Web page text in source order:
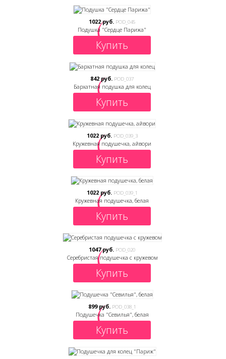
1022 руб. POD_045
Подушка "Сердце Парижа"
Купить
842 руб. POD_037
Бархатная подушка для колец
Купить
1022 руб. POD_039_3
Кружевная подушечка, айвори
Купить
1022 руб. POD_039_1
Кружевная подушечка, белая
Купить
1047 руб. POD_020
Серебристая подушечка с кружевом
Купить
899 руб. POD_038_1
Подушечка "Севилья", белая
Купить